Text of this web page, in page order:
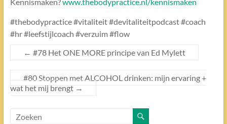
#thebodypractice #vitaliteit #devitaliteitpodcast #coach
#hr #leefstijlcoach #verzuim #flow
← #78 Het ONE MORE principe van Ed Mylett
#80 Stoppen met ALCOHOL drinken: mijn ervaring +
wat het mij brengt →